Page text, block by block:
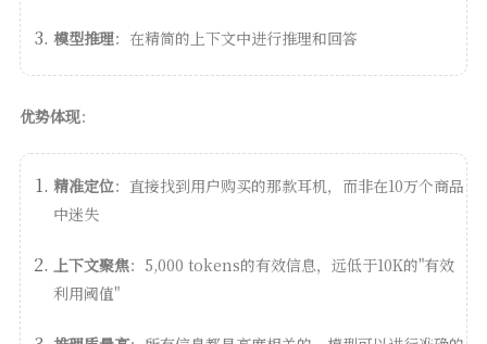
模型推理：在精简的上下文中进行推理和回答
优势体现：
精准定位：直接找到用户购买的那款耳机，而非在10万个商品
中迷失
上下文聚焦：5,000 tokens的有效信息，远低于10K的"有效
利用阈值"